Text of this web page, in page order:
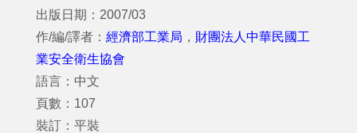
出版日期：2007/03
作/編/譯者： 經濟部工業局 ， 財團法人中華民國工
業安全衛生協會
語言：中文
頁數：107
裝訂：平裝